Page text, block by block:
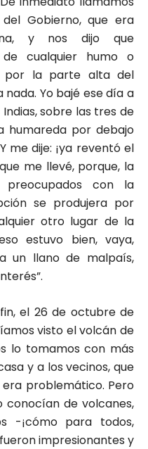
Gobierno, que era
y nos dijo que
de cualquier humo o
por la parte alta del
Yo bajé ese día a
sobre las tres de
humareda por debajo
me dije: ¡ya reventó el
me llevé, porque, la
preocupados con la
se produjera por
otro lugar de la
estuvo bien, vaya,
un llano de malpaís,
el 26 de octubre de
visto el volcán de
lo tomamos con más
y a los vecinos, que
problemático. Pero
conocían de volcanes,
-¡cómo para todos,
impresionantes y